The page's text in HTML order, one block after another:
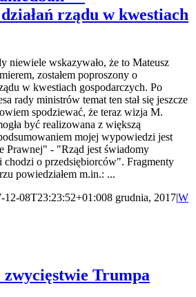
rządu w kwestiach
niewiele wskazywało, że to Mateusz
zostałem poproszony o
w kwestiach gospodarczych. Po
rady ministrów temat ten stał się jeszcze
spodziewać, że teraz wizja M.
być realizowana z większą
mojej wypowiedzi jest
Prawnej" - "Rząd jest świadomy
chodzi o przedsiębiorców". Fragmenty
powiedziałem m.in.: ...
12-08T23:23:52+01:008 grudnia, 2017|W
zwycięstwie Trumpa